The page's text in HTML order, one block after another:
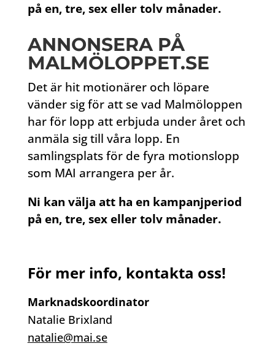
på en, tre, sex eller tolv månader.
ANNONSERA PÅ
MALMÖLOPPET.SE
Det är hit motionärer och löpare
vänder sig för att se vad Malmöloppen
har för lopp att erbjuda under året och
anmäla sig till våra lopp. En
samlingsplats för de fyra motionslopp
som MAI arrangera per år.
Ni kan välja att ha en kampanjperiod
på en, tre, sex eller tolv månader.
För mer info, kontakta oss!
Marknadskoordinator
Natalie Brixland
natalie@mai.se